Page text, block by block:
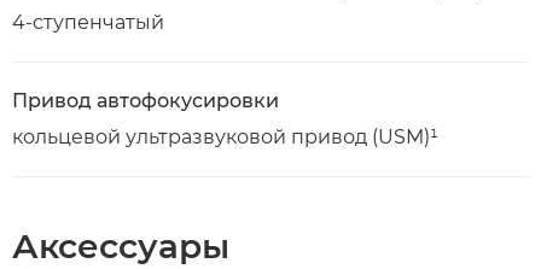
4-ступенчатый
Привод автофокусировки
кольцевой ультразвуковой привод (USM)¹
Аксессуары